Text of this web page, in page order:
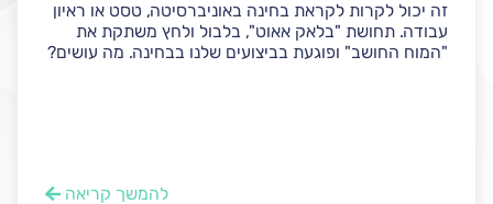
זה יכול לקרות לקראת בחינה באוניברסיטה, טסט או ראיון
עבודה. תחושת "בלאק אאוט", בלבול ולחץ משתקת את
"המוח החושב" ופוגעת בביצועים שלנו בבחינה. מה עושים?
להמשך קריאה